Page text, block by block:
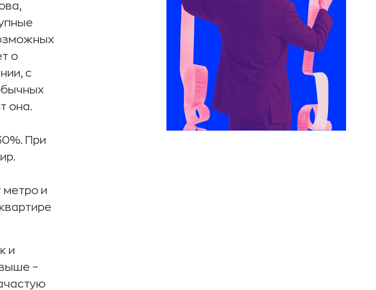
о
с
она.
При
метро и
и
–